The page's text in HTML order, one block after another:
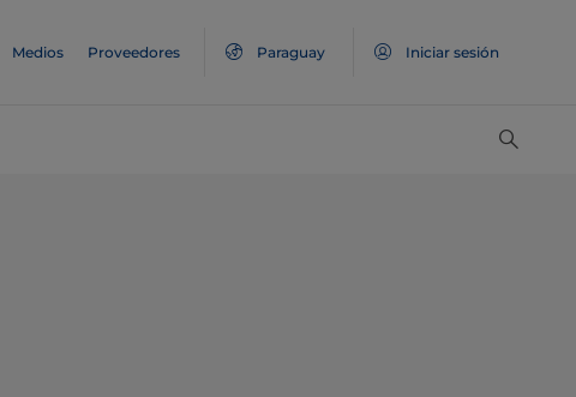
Medios Proveedores Paraguay Iniciar sesión